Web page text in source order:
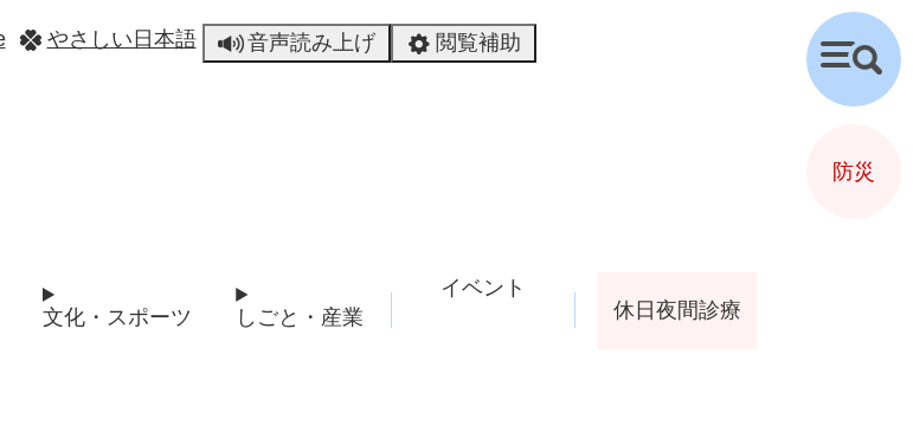
やさしい日本語 音声読み上げ 閲覧補助
文化・スポーツ しごと・産業
イベント
休日夜間診療
検
索
防災